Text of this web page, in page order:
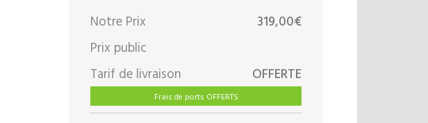
Notre Prix
319,00€
Prix public
Tarif de livraison
OFFERTE
Frais de ports OFFERTS